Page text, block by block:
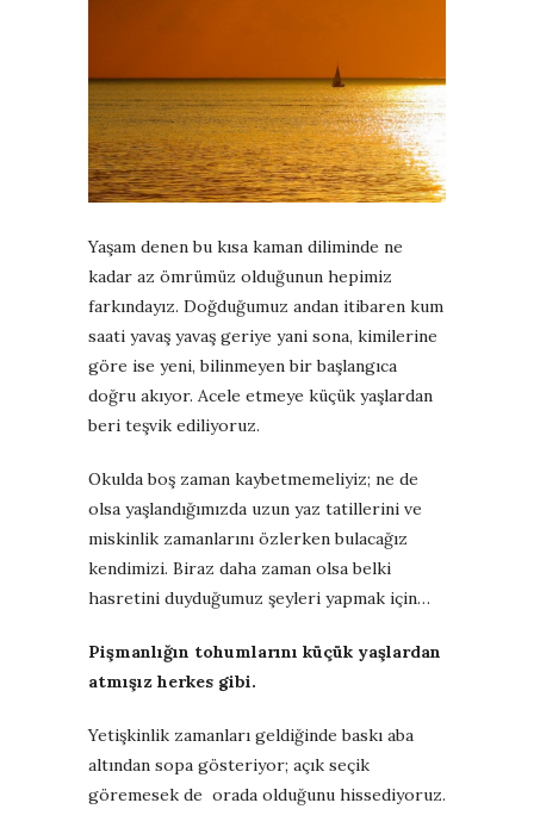
Yaşam denen bu kısa kaman diliminde ne
kadar az ömrümüz olduğunun hepimiz
farkındayız. Doğduğumuz andan itibaren kum
saati yavaş yavaş geriye yani sona, kimilerine
göre ise yeni, bilinmeyen bir başlangıca
doğru akıyor. Acele etmeye küçük yaşlardan
beri teşvik ediliyoruz.
Okulda boş zaman kaybetmemeliyiz; ne de
olsa yaşlandığımızda uzun yaz tatillerini ve
miskinlik zamanlarını özlerken bulacağız
kendimizi. Biraz daha zaman olsa belki
hasretini duyduğumuz şeyleri yapmak için…
Pişmanlığın tohumlarını küçük yaşlardan
atmışız herkes gibi.
Yetişkinlik zamanları geldiğinde baskı aba
altından sopa gösteriyor; açık seçik
göremesek de orada olduğunu hissediyoruz.